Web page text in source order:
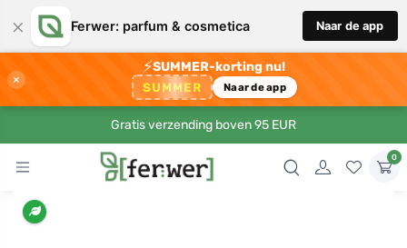
× Ferwer: parfum & cosmetica Naar de app
×
⚡SUMMER-korting nu!
SUMMER Naar de app
Gratis verzending boven 95 EUR
0